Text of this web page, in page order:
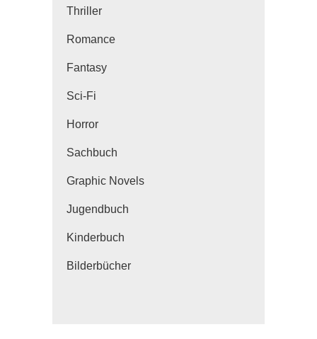
Thriller
Romance
Fantasy
Sci-Fi
Horror
Sachbuch
Graphic Novels
Jugendbuch
Kinderbuch
Bilderbücher